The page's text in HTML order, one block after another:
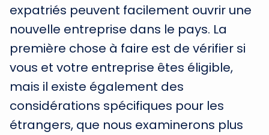
expatriés peuvent facilement ouvrir une
nouvelle entreprise dans le pays. La
première chose à faire est de vérifier si
vous et votre entreprise êtes éligible,
mais il existe également des
considérations spécifiques pour les
étrangers, que nous examinerons plus